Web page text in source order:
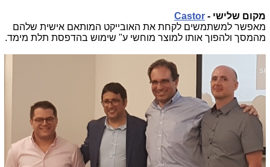
מקום שלישי - Castor
מאפשר למשתמשים לקחת את האובייקט המותאם אישית שלהם
מהמסך ולהפוך אותו למוצר מוחשי ע" שימוש בהדפסת תלת מימד.